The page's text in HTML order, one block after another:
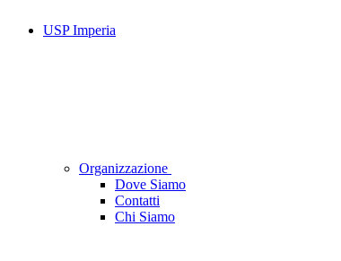
USP Imperia
Organizzazione
Dove Siamo
Contatti
Chi Siamo